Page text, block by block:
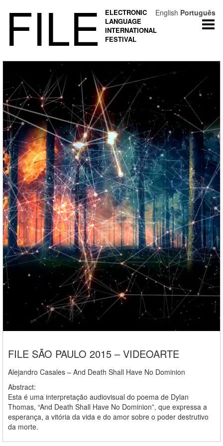
FILE
ELECTRONIC
LANGUAGE
INTERNATIONAL
FESTIVAL
FILE SÃO PAULO 2015 – VIDEOARTE
Alejandro Casales – And Death Shall Have No Dominion
Abstract:
Esta é uma interpretação audiovisual do poema de Dylan
Thomas, “And Death Shall Have No Dominion”, que expressa a
esperança, a vitória da vida e do amor sobre o poder destrutivo
da morte.
English Português